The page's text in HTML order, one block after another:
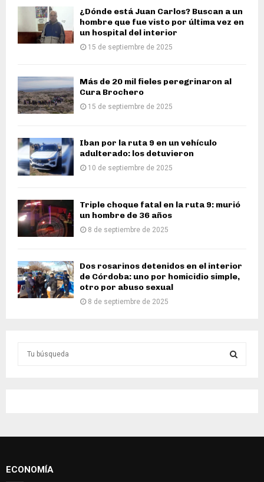
¿Dónde está Juan Carlos? Buscan a un
hombre que fue visto por última vez en
un hospital del interior
15 de septiembre de 2025
Más de 20 mil fieles peregrinaron al
Cura Brochero
15 de septiembre de 2025
Iban por la ruta 9 en un vehículo
adulterado: los detuvieron
10 de septiembre de 2025
Triple choque fatal en la ruta 9: murió
un hombre de 36 años
8 de septiembre de 2025
Dos rosarinos detenidos en el interior
de Córdoba: uno por homicidio simple,
otro por abuso sexual
8 de septiembre de 2025
o
ECONOMÍA